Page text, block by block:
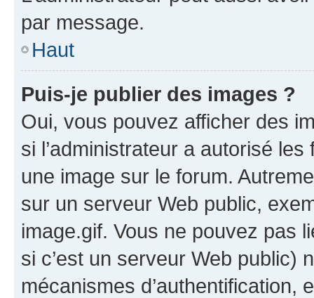
par message.
Haut
Puis-je publier des images ?
Oui, vous pouvez afficher des
si l’administrateur a autorisé
une image sur le forum.
sur un serveur Web public,
image.gif. Vous ne pouvez pas
si c’est un serveur Web public)
mécanismes d’authentification,